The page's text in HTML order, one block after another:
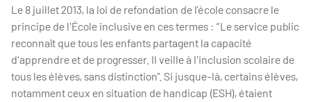
Le 8 juillet 2013, la loi de refondation de l’école consacre le
principe de l'École inclusive en ces termes : “Le service public
reconnaît que tous les enfants partagent la capacité
d'apprendre et de progresser. Il veille à l'inclusion scolaire de
tous les élèves, sans distinction”. Si jusque-là, certains élèves,
notamment ceux en situation de handicap (ESH), étaient